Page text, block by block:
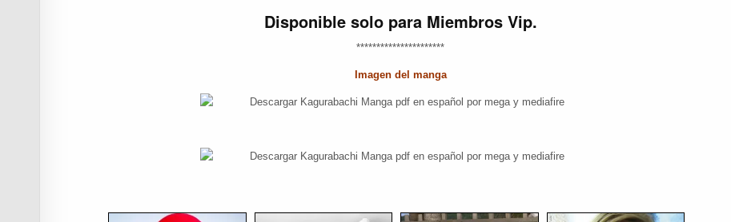
Disponible solo para Miembros Vip.
**********************
Imagen del manga